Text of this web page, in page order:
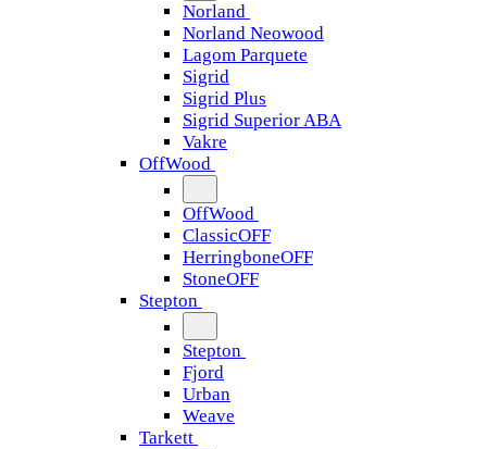
Norland
Norland Neowood
Lagom Parquete
Sigrid
Sigrid Plus
Sigrid Superior ABA
Vakre
OffWood
OffWood
ClassicOFF
HerringboneOFF
StoneOFF
Stepton
Stepton
Fjord
Urban
Weave
Tarkett